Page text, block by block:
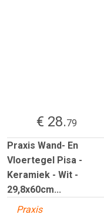
€ 28.79
Praxis Wand- En
Vloertegel Pisa -
Keramiek - Wit -
29,8x60cm...
Praxis